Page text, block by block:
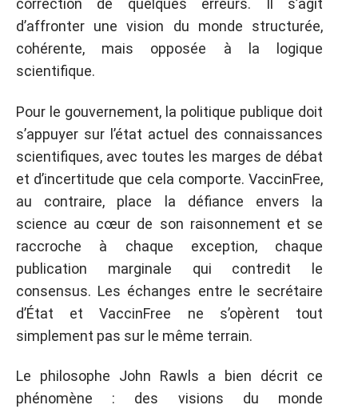
correction de quelques erreurs. Il s’agit
d’affronter une vision du monde structurée,
cohérente, mais opposée à la logique
scientifique.
Pour le gouvernement, la politique publique doit
s’appuyer sur l’état actuel des connaissances
scientifiques, avec toutes les marges de débat
et d’incertitude que cela comporte. VaccinFree,
au contraire, place la défiance envers la
science au cœur de son raisonnement et se
raccroche à chaque exception, chaque
publication marginale qui contredit le
consensus. Les échanges entre le secrétaire
d’État et VaccinFree ne s’opèrent tout
simplement pas sur le même terrain.
Le philosophe John Rawls a bien décrit ce
phénomène : des visions du monde